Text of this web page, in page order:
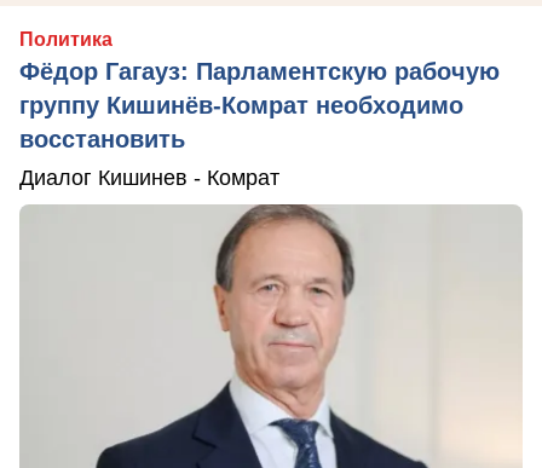
Политика
Фёдор Гагауз: Парламентскую рабочую
группу Кишинёв-Комрат необходимо
восстановить
Диалог Кишинев - Комрат